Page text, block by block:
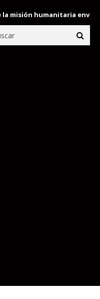
humanitaria enviada a